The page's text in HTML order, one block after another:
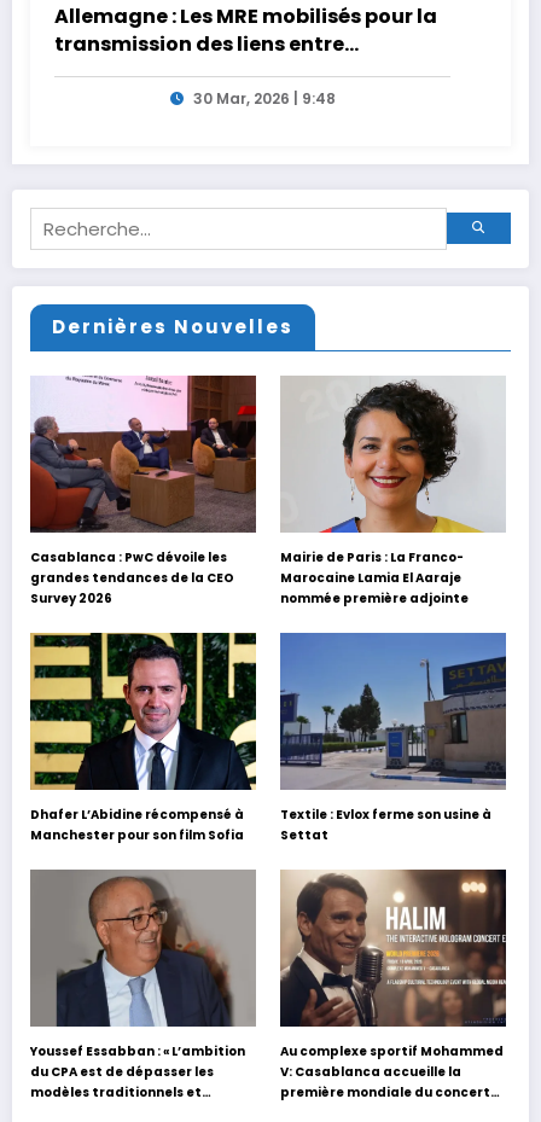
Allemagne : Les MRE mobilisés pour la
transmission des liens entre
générations
30 Mar, 2026 | 9:48
Dernières Nouvelles
Casablanca : PwC dévoile les
grandes tendances de la CEO
Survey 2026
Mairie de Paris : La Franco-
Marocaine Lamia El Aaraje
nommée première adjointe
Dhafer L’Abidine récompensé à
Manchester pour son film Sofia
Textile : Evlox ferme son usine à
Settat
Youssef Essabban : « L’ambition
du CPA est de dépasser les
modèles traditionnels et
Au complexe sportif Mohammed
V: Casablanca accueille la
première mondiale du concert